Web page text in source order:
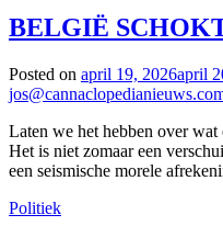
BELGIË
Posted on april 19, 2026april
Laten we het hebben over
Het is niet zomaar een
een seismische morele
Politiek